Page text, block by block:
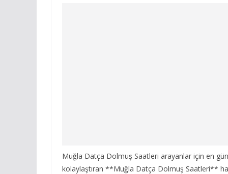
Muğla Datça Dolmuş Saatleri arayanlar için en
kolaylaştıran **Muğla Datça Dolmuş Saatleri**